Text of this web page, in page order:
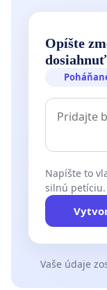
Opíšte
dosiahnuť
Napíšte to
silnú petíciu.
Vaše údaje